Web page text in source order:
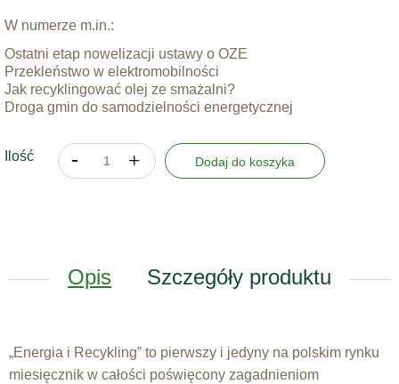
W numerze m.in.:
Ostatni etap nowelizacji ustawy o OZE
Przekleństwo w elektromobilności
Jak recyklingować olej ze smażalni?
Droga gmin do samodzielności energetycznej
Ilość Dodaj do koszyka
Opis Szczegóły produktu
„Energia i Recykling” to pierwszy i jedyny na polskim rynku
miesięcznik w całości poświęcony zagadnieniom